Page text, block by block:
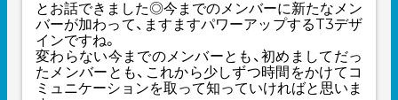
とお話できました◎今までのメンバーに新たなメン
バーが加わって、ますますパワーアップするT3デザ
インですね。
変わらない今までのメンバーとも、初めましてだっ
たメンバーとも、これから少しずつ時間をかけてコ
ミュニケーションを取って知っていければと思いま